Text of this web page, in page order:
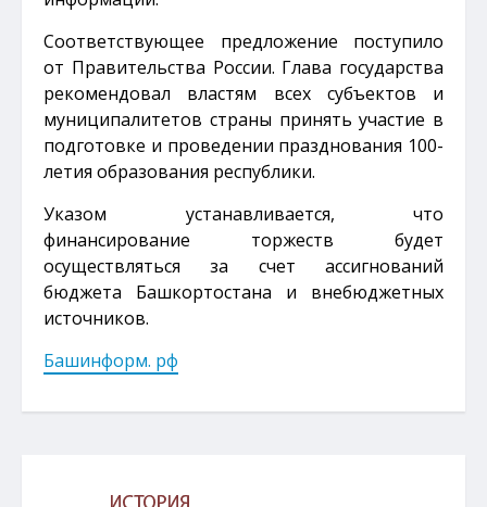
Соответствующее предложение поступило
от Правительства России. Глава государства
рекомендовал властям всех субъектов и
муниципалитетов страны принять участие в
подготовке и проведении празднования 100-
летия образования республики.
Указом устанавливается, что
финансирование торжеств будет
осуществляться за счет ассигнований
бюджета Башкортостана и внебюджетных
источников.
Башинформ. рф